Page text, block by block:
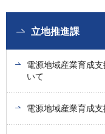
立地推進課
電源地域産業育成
いて
電源地域産業育成